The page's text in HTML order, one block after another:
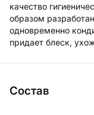
качество
образом
одновременно
придает блеск,
Состав